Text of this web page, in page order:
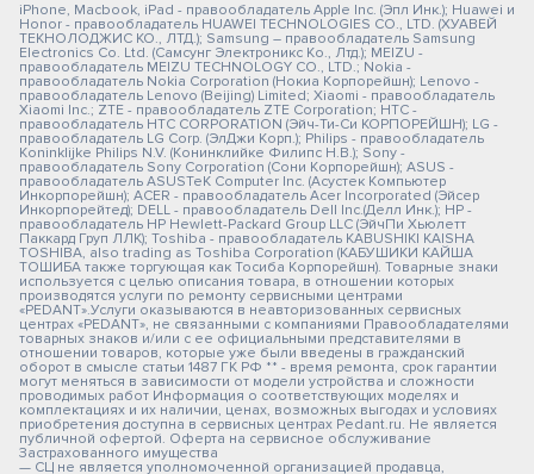
iPhone, Macbook, iPad - правообладатель Apple Inc. (Эпл Инк.); Huawei и
Honor - правообладатель HUAWEI TECHNOLOGIES CO., LTD. (ХУАВЕЙ
ТЕКНОЛОДЖИС КО., ЛТД.); Samsung – правообладатель Samsung
Electronics Co. Ltd. (Самсунг Электроникс Ко., Лтд.); MEIZU -
правообладатель MEIZU TECHNOLOGY CO., LTD.; Nokia -
правообладатель Nokia Corporation (Нокиа Корпорейшн); Lenovo -
правообладатель Lenovo (Beijing) Limited; Xiaomi - правообладатель
Xiaomi Inc.; ZTE - правообладатель ZTE Corporation; HTC -
правообладатель HTC CORPORATION (Эйч-Ти-Си КОРПОРЕЙШН); LG -
правообладатель LG Corp. (ЭлДжи Корп.); Philips - правообладатель
Koninklijke Philips N.V. (Конинклийке Филипс Н.В.); Sony -
правообладатель Sony Corporation (Сони Корпорейшн); ASUS -
правообладатель ASUSTeK Computer Inc. (Асустек Компьютер
Инкорпорейшн); ACER - правообладатель Acer Incorporated (Эйсер
Инкорпорейтед); DELL - правообладатель Dell Inc.(Делл Инк.); HP -
правообладатель HP Hewlett-Packard Group LLC (ЭйчПи Хьюлетт
Паккард Груп ЛЛК); Toshiba - правообладатель KABUSHIKI KAISHA
TOSHIBA, also trading as Toshiba Corporation (КАБУШИКИ КАЙША
ТОШИБА также торгующая как Тосиба Корпорейшн). Товарные знаки
используется с целью описания товара, в отношении которых
производятся услуги по ремонту сервисными центрами
«PEDANT».Услуги оказываются в неавторизованных сервисных
центрах «PEDANT», не связанными с компаниями Правообладателями
товарных знаков и/или с ее официальными представителями в
отношении товаров, которые уже были введены в гражданский
оборот в смысле статьи 1487 ГК РФ ** - время ремонта, срок гарантии
могут меняться в зависимости от модели устройства и сложности
проводимых работ Информация о соответствующих моделях и
комплектациях и их наличии, ценах, возможных выгодах и условиях
приобретения доступна в сервисных центрах Pedant.ru. Не является
публичной офертой. Оферта на сервисное обслуживание
Застрахованного имущества
— СЦ не является уполномоченной организацией продавца,